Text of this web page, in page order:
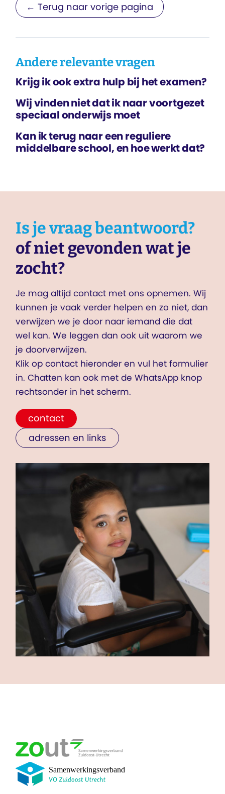
← Terug naar vorige pagina
Andere relevante vragen
Krijg ik ook extra hulp bij het examen?
Wij vinden niet dat ik naar voortgezet
speciaal onderwijs moet
Kan ik terug naar een reguliere
middelbare school, en hoe werkt dat?
Is je vraag beantwoord?
of niet gevonden wat je
zocht?
Je mag altijd contact met ons opnemen. Wij
kunnen je vaak verder helpen en zo niet, dan
verwijzen we je door naar iemand die dat
wel kan. We leggen dan ook uit waarom we
je doorverwijzen.
Klik op contact hieronder en vul het formulier
in. Chatten kan ook met de WhatsApp knop
rechtsonder in het scherm.
contact
adressen en links